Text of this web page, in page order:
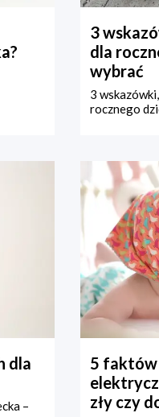
3
dla
wybrać
3
rocznego
dla
–
5 faktów
zły czy